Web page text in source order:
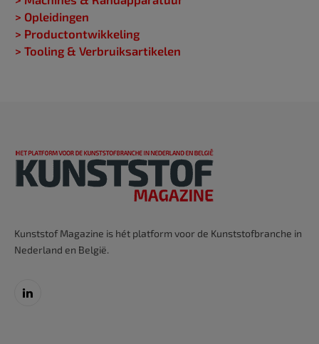
> Opleidingen
> Productontwikkeling
> Tooling & Verbruiksartikelen
Kunststof Magazine is hét platform voor de Kunststofbranche in
Nederland en België.
LinkedIn